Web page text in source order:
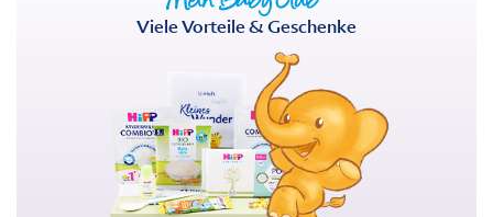
Viele Vorteile & Geschenke